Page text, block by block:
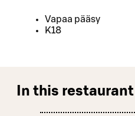
Vapaa pääsy
K18
In this restaurant